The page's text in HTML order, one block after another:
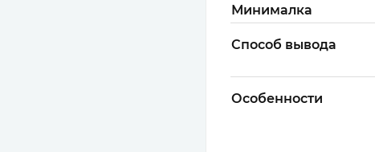
Минималка
Способ вывода
Особенности